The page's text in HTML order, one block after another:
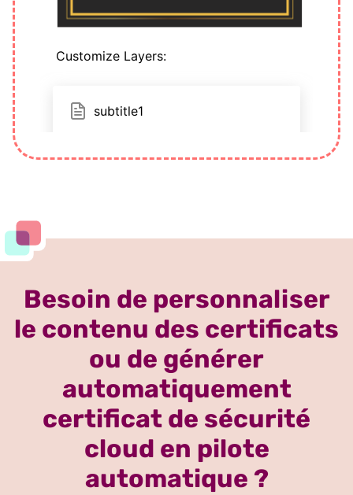
Besoin de personnaliser
le contenu des certificats
ou de générer
automatiquement
certificat de sécurité
cloud en pilote
automatique ?